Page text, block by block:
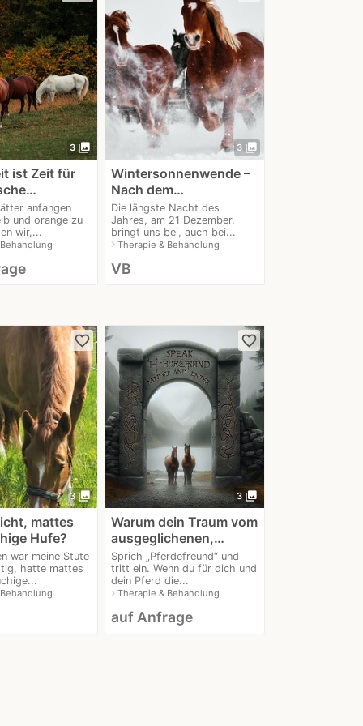
3 photo_library
ist Zeit für
anfangen
und orange zu
wir,...
3 photo_library
Wintersonnenwende –
Nach dem…
Die längste Nacht des
Jahres, am 21 Dezember,
bringt uns bei, auch bei...
navigate_nextTherapie & Behandlung
VB
3 photo_library
favorite_border
mattes
Hufe?
war meine Stute
hatte mattes
3 photo_library
favorite_border
Warum dein Traum vom
ausgeglichenen,…
Sprich „Pferdefreund“ und
tritt ein. Wenn du für dich und
dein Pferd die...
navigate_nextTherapie & Behandlung
auf Anfrage